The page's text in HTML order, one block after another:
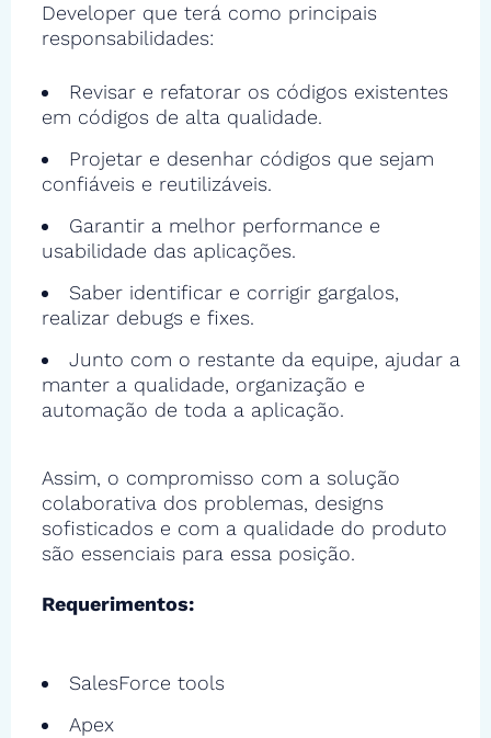
Developer que terá como principais
responsabilidades:
Revisar e refatorar os códigos existentes
em códigos de alta qualidade.
Projetar e desenhar códigos que sejam
confiáveis e reutilizáveis.
Garantir a melhor performance e
usabilidade das aplicações.
Saber identificar e corrigir gargalos,
realizar debugs e fixes.
Junto com o restante da equipe, ajudar a
manter a qualidade, organização e
automação de toda a aplicação.
Assim, o compromisso com a solução
colaborativa dos problemas, designs
sofisticados e com a qualidade do produto
são essenciais para essa posição.
Requerimentos:
SalesForce tools
Apex